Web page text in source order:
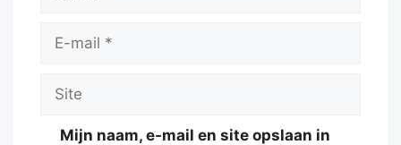
Site
Mijn naam, e-mail en site opslaan in